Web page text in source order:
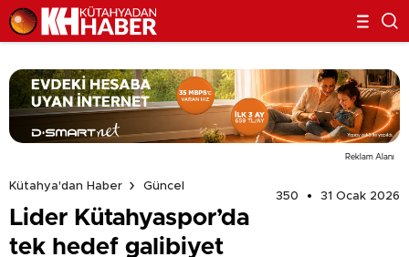
Reklam Alanı
Kütahya'dan Haber
Güncel
350
31 Ocak 2026
Lider Kütahyaspor’da
tek hedef galibiyet